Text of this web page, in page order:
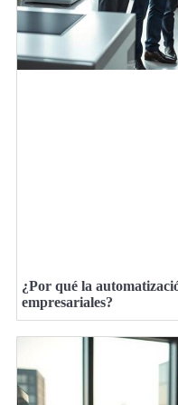
¿Por qué la
empresariales?